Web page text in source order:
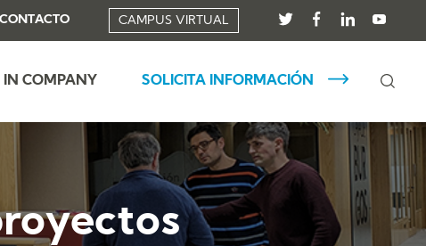
IN COMPANY SOLICITA INFORMACIÓN
CONTACTO CAMPUS VIRTUAL